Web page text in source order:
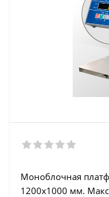
Моноблочная
1200х1000 мм.